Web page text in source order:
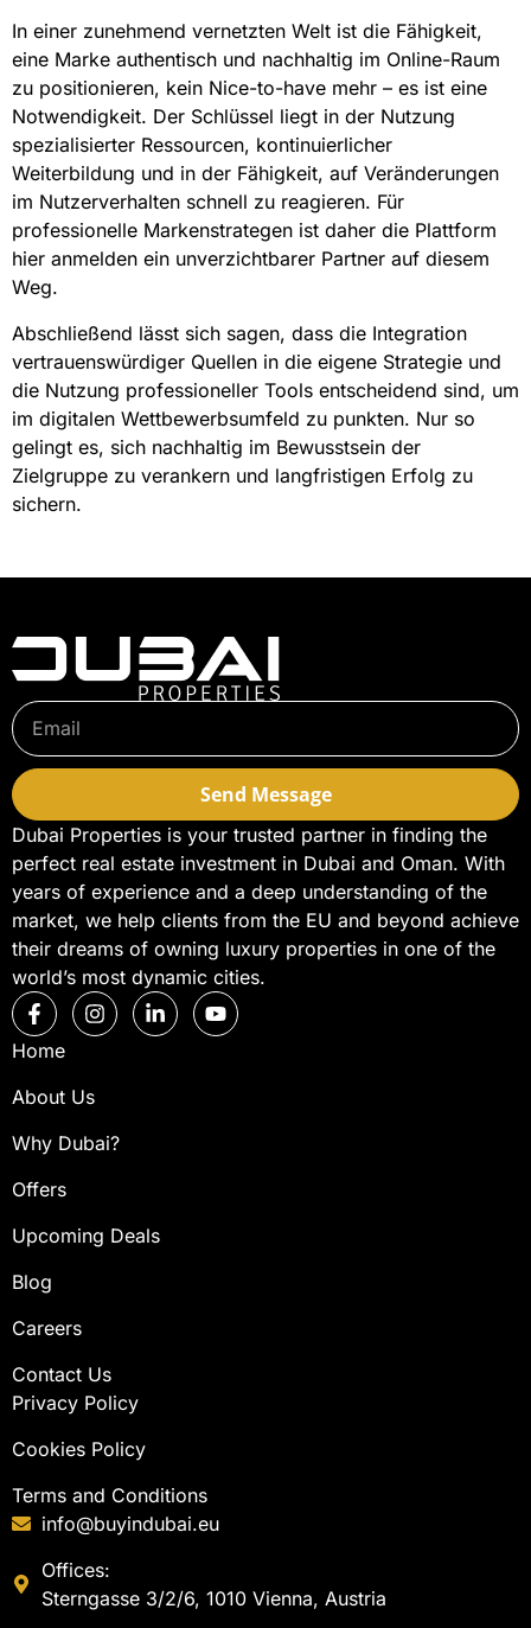
In einer zunehmend vernetzten Welt ist die Fähigkeit,
eine Marke authentisch und nachhaltig im Online-Raum
zu positionieren, kein Nice-to-have mehr – es ist eine
Notwendigkeit. Der Schlüssel liegt in der Nutzung
spezialisierter Ressourcen, kontinuierlicher
Weiterbildung und in der Fähigkeit, auf Veränderungen
im Nutzerverhalten schnell zu reagieren. Für
professionelle Markenstrategen ist daher die Plattform
hier anmelden ein unverzichtbarer Partner auf diesem
Weg.
Abschließend lässt sich sagen, dass die Integration
vertrauenswürdiger Quellen in die eigene Strategie und
die Nutzung professioneller Tools entscheidend sind, um
im digitalen Wettbewerbsumfeld zu punkten. Nur so
gelingt es, sich nachhaltig im Bewusstsein der
Zielgruppe zu verankern und langfristigen Erfolg zu
sichern.
Send Message
Dubai Properties is your trusted partner in finding the
perfect real estate investment in Dubai and Oman. With
years of experience and a deep understanding of the
market, we help clients from the EU and beyond achieve
their dreams of owning luxury properties in one of the
world’s most dynamic cities.
Home
About Us
Why Dubai?
Offers
Upcoming Deals
Blog
Careers
Contact Us
Privacy Policy
Cookies Policy
Terms and Conditions
info@buyindubai.eu
Offices:
Sterngasse 3/2/6, 1010 Vienna, Austria